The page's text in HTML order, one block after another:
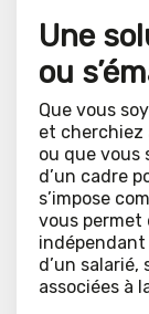
Une
ou
Que vous
et cherchiez
ou que vous
d’un cadre
s’impose
vous permet
d’un
associées à